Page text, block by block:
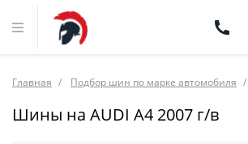
Главная Подбор шин по марке автомобиля
Шины на AUDI A4 2007 г/в